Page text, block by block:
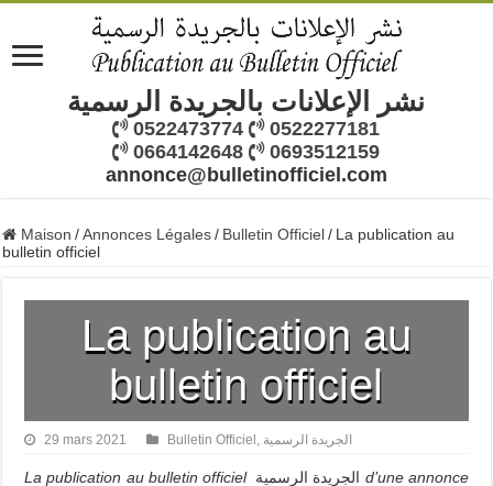
نشر الإعلانات بالجريدة الرسمية
0522473774
0522277181
0664142648
0693512159
annonce@bulletinofficiel.com
Maison / Annonces Légales / Bulletin Officiel / La publication au
bulletin officiel
La publication au
bulletin officiel
29 mars 2021 Bulletin Officiel , الجريدة الرسمية
La publication au bulletin officiel
d’une annonce